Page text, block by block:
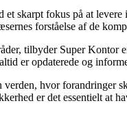
skarpt fokus på at
forståelse af de
tilbyder Super
er opdaterede og
hvor forandringer
er det essentielt at